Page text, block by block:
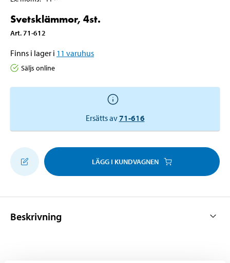
Svetsklämmor, 4st.
Art.71-612
Finns i lager i 11 varuhus
Säljs online
Ersätts av71-616
LÄGG I KUNDVAGNEN
Beskrivning